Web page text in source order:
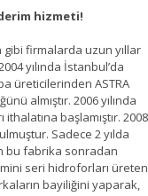
hizmeti!
gibi firmalarda uzun yıllar
yılında İstanbul’da
üreticilerinden ASTRA
almıştır. 2006 yılında
başlamıştır. 2008
Sadece 2 yılda
bu fabrika sonradan
seri hidroforları üreten
bayiliğini yaparak,